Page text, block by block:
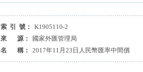
索 引 號：
K1905110-2
來 源：
國家外匯管理局
名 稱：
2017年11月23日人民幣匯率中間價